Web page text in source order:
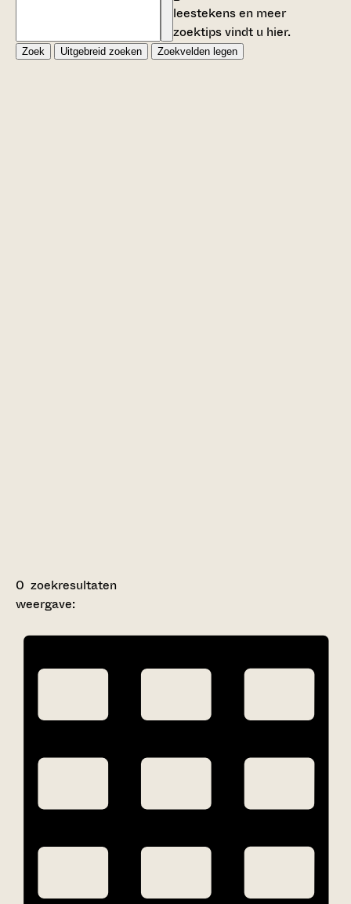
leestekens en meer
zoektips vindt u hier.
Zoek Uitgebreid zoeken Zoekvelden legen
0 zoekresultaten
weergave: